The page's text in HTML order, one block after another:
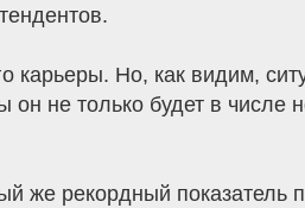
карьеры. Но, как видим,
не только будет в числе
же рекордный показатель